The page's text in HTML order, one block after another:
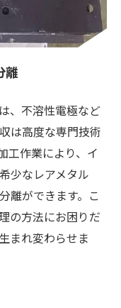
離
、不溶性電極など
は高度な専門技術
工作業により、イ
少なレアメタル
離ができます。こ
の方法にお困りだ
まれ変わらせま
ら